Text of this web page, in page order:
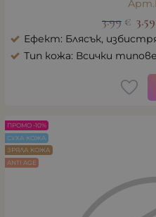
3.99 € 3.59
Ефект: Блясък,
Тип кожа: Всички
ПРОМО -10%
СУХА КОЖА
ЗРЯЛА КОЖА
ANTI AGE